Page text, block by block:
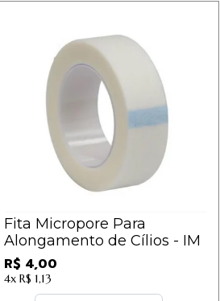
Fita Micropore Para
Alongamento de Cílios - IM
R$ 4,00
4x R$ 1,13